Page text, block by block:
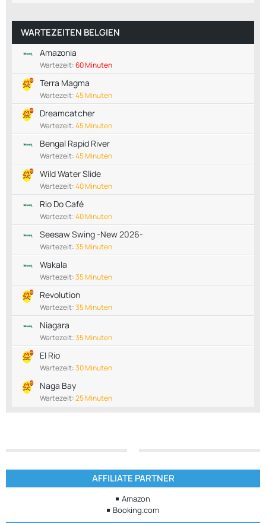
WARTEZEITEN BELGIEN
Amazonia
Wartezeit:60 Minuten
Terra Magma
Wartezeit:45 Minuten
Dreamcatcher
Wartezeit:45 Minuten
Bengal Rapid River
Wartezeit:45 Minuten
Wild Water Slide
Wartezeit:40 Minuten
Rio Do Café
Wartezeit:40 Minuten
Seesaw Swing -New 2026-
Wartezeit:35 Minuten
Wakala
Wartezeit:35 Minuten
Revolution
Wartezeit:35 Minuten
Niagara
Wartezeit:35 Minuten
El Rio
Wartezeit:30 Minuten
Naga Bay
Wartezeit:25 Minuten
AFFILIATE PARTNER
Amazon
Booking.com